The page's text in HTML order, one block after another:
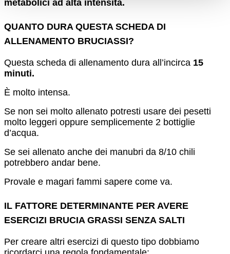
metabolici ad alta intensità.
QUANTO DURA QUESTA SCHEDA DI
ALLENAMENTO BRUCIASSI?
Questa scheda di allenamento dura all’incirca 15
minuti.
È molto intensa.
Se non sei molto allenato potresti usare dei pesetti
molto leggeri oppure semplicemente 2 bottiglie
d’acqua.
Se sei allenato anche dei manubri da 8/10 chili
potrebbero andar bene.
Provale e magari fammi sapere come va.
IL FATTORE DETERMINANTE PER AVERE
ESERCIZI BRUCIA GRASSI SENZA SALTI
Per creare altri esercizi di questo tipo dobbiamo